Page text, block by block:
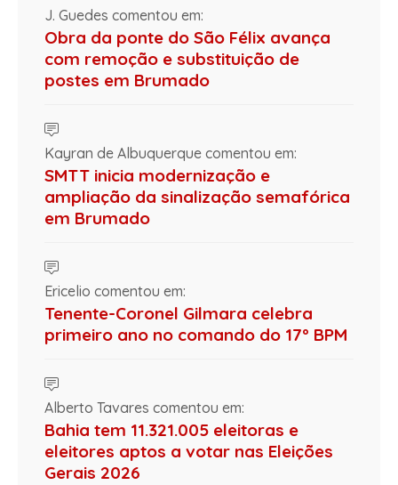
J. Guedes comentou em:
Obra da ponte do São Félix avança
com remoção e substituição de
postes em Brumado
Kayran de Albuquerque comentou em:
SMTT inicia modernização e
ampliação da sinalização semafórica
em Brumado
Ericelio comentou em:
Tenente-Coronel Gilmara celebra
primeiro ano no comando do 17º BPM
Alberto Tavares comentou em:
Bahia tem 11.321.005 eleitoras e
eleitores aptos a votar nas Eleições
Gerais 2026